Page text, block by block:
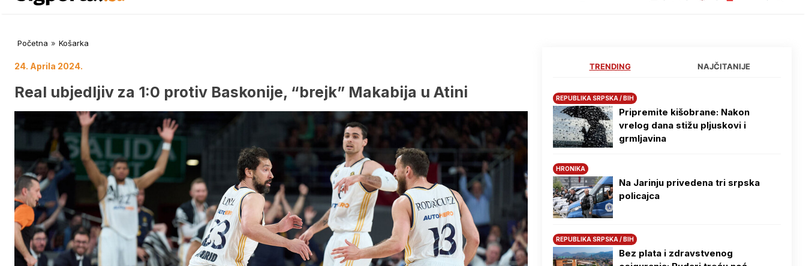
Početna » Košarka
24. Aprila 2024.
Real ubjedljiv za 1:0 protiv Baskonije, “brejk” Makabija u Atini
TRENDING NAJČITANIJE
REPUBLIKA SRPSKA / BIH
Pripremite kišobrane: Nakon
vrelog dana stižu pljuskovi i
grmljavina
HRONIKA
Na Јarinju privedena tri srpska
policajca
REPUBLIKA SRPSKA / BIH
Bez plata i zdravstvenog